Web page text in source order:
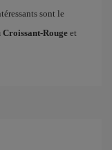
sont le
Rouge et